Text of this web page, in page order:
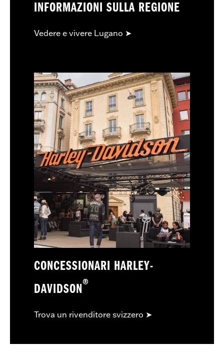
INFORMAZIONI SULLA REGIONE
Vedere e vivere Lugano ➤
CONCESSIONARI HARLEY-
DAVIDSON®
Trova un rivenditore svizzero ➤